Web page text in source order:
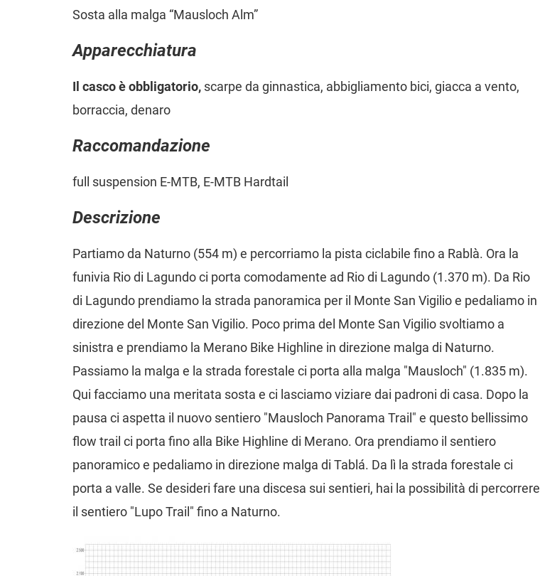
Sosta alla malga “Mausloch Alm”
Apparecchiatura
Il casco è obbligatorio, scarpe da ginnastica, abbigliamento bici, giacca a vento,
borraccia, denaro
Raccomandazione
full suspension E-MTB, E-MTB Hardtail
Descrizione
Partiamo da Naturno (554 m) e percorriamo la pista ciclabile fino a Rablà. Ora la
funivia Rio di Lagundo ci porta comodamente ad Rio di Lagundo (1.370 m). Da Rio
di Lagundo prendiamo la strada panoramica per il Monte San Vigilio e pedaliamo in
direzione del Monte San Vigilio. Poco prima del Monte San Vigilio svoltiamo a
sinistra e prendiamo la Merano Bike Highline in direzione malga di Naturno.
Passiamo la malga e la strada forestale ci porta alla malga "Mausloch" (1.835 m).
Qui facciamo una meritata sosta e ci lasciamo viziare dai padroni di casa. Dopo la
pausa ci aspetta il nuovo sentiero "Mausloch Panorama Trail" e questo bellissimo
flow trail ci porta fino alla Bike Highline di Merano. Ora prendiamo il sentiero
panoramico e pedaliamo in direzione malga di Tablá. Da lì la strada forestale ci
porta a valle. Se desideri fare una discesa sui sentieri, hai la possibilità di percorrere
il sentiero "Lupo Trail" fino a Naturno.